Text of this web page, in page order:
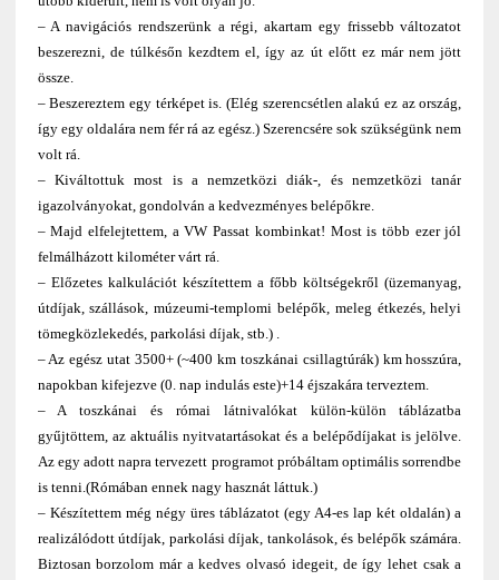
– A navigációs rendszerünk a régi, akartam egy frissebb változatot
beszerezni, de túlkésőn kezdtem el, így az út előtt ez már nem jött
össze.
– Beszereztem egy térképet is. (Elég szerencsétlen alakú ez az ország,
így egy oldalára nem fér rá az egész.) Szerencsére sok szükségünk nem
volt rá.
– Kiváltottuk most is a nemzetközi diák-, és nemzetközi tanár
igazolványokat, gondolván a kedvezményes belépőkre.
– Majd elfelejtettem, a VW Passat kombinkat! Most is több ezer jól
felmálházott kilométer várt rá.
– Előzetes kalkulációt készítettem a főbb költségekről (üzemanyag,
útdíjak, szállások, múzeumi-templomi belépők, meleg étkezés, helyi
tömegközlekedés, parkolási díjak, stb.) .
– Az egész utat 3500+ (~400 km toszkánai csillagtúrák) km hosszúra,
napokban kifejezve (0. nap indulás este)+14 éjszakára terveztem.
– A toszkánai és római látnivalókat külön-külön táblázatba
gyűjtöttem, az aktuális nyitvatartásokat és a belépődíjakat is jelölve.
Az egy adott napra tervezett programot próbáltam optimális sorrendbe
is tenni.(Rómában ennek nagy hasznát láttuk.)
– Készítettem még négy üres táblázatot (egy A4-es lap két oldalán) a
realizálódott útdíjak, parkolási díjak, tankolások, és belépők számára.
Biztosan borzolom már a kedves olvasó idegeit, de így lehet csak a